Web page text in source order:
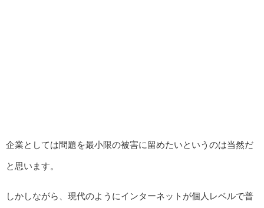
企業としては問題を最小限の被害に留めたいというのは当然だ
と思います。
しかしながら、現代のようにインターネットが個人レベルで普